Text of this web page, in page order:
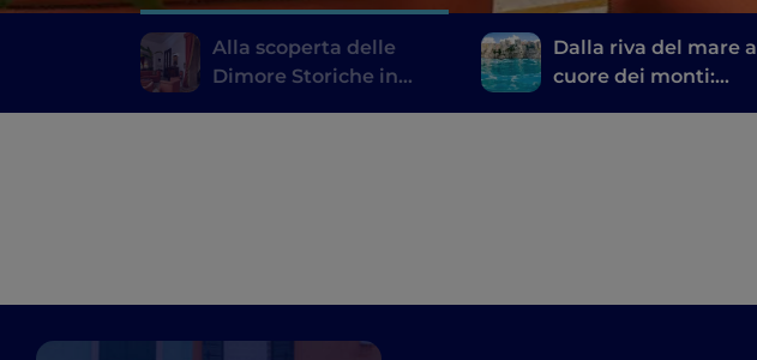
Alla scoperta delle
Dimore Storiche in
Dalla riva del mare al
cuore dei monti: